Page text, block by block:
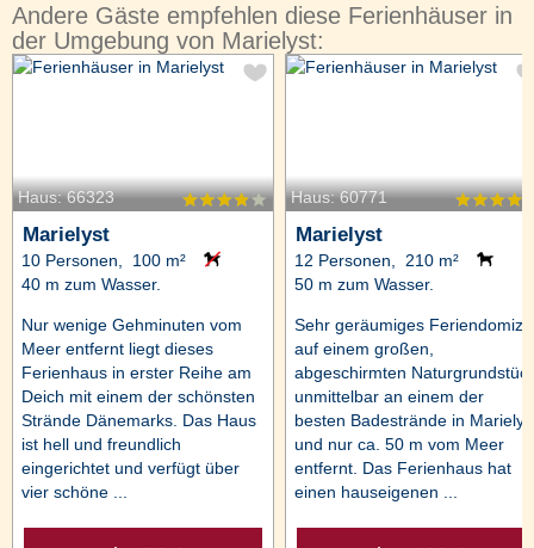
Andere Gäste empfehlen diese Ferienhäuser in
der Umgebung von Marielyst:
Haus: 66323
Marielyst
10 Personen, 100 m²
40 m zum Wasser.
Nur wenige Gehminuten vom
Meer entfernt liegt dieses
Ferienhaus in erster Reihe am
Deich mit einem der schönsten
Strände Dänemarks. Das Haus
ist hell und freundlich
eingerichtet und verfügt über
vier schöne ...
Haus: 60771
Marielyst
12 Personen, 210 m²
50 m zum Wasser.
Sehr geräumiges Feriendomizil
auf einem großen,
abgeschirmten
unmittelbar an einem der
besten Badestrände in
und nur ca. 50 m vom Meer
entfernt. Das Ferienhaus hat
einen hauseigenen ...